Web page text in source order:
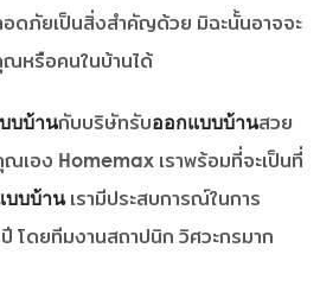
ดภัยเป็นสิ่งสำคัญด้วย มิฉะนั้นอาจจะ
หรือคนในบ้านได้
บบ้านกับบริษัทรับออกแบบบ้านสวย
เอง Homemax เราพร้อมที่จะเป็นที่
บบบ้านเรามีประสบการณ์ในการ
โดยทีมงานสถาปนิก วิศวะกรมาก